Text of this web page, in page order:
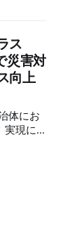
ス
災害対
向上
体にお
実現に
リティ